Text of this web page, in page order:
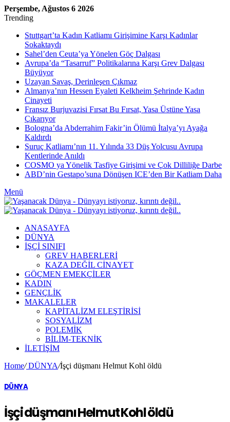
Perşembe, Ağustos 6 2026
Trending
Stuttgart’ta Kadın Katliamı Girişimine Karşı Kadınlar
Sokaktaydı
Sahel’den Ceuta’ya Yönelen Göç Dalgası
Avrupa’da “Tasarruf” Politikalarına Karşı Grev Dalgası
Büyüyor
Uzayan Savaş, Derinleşen Çıkmaz
Almanya’nın Hessen Eyaleti Kelkheim Şehrinde Kadın
Cinayeti
Fransız Burjuvazisi Fırsat Bu Fırsat, Yasa Üstüne Yasa
Çıkarıyor
Bologna’da Abderrahim Fakir’in Ölümü İtalya’yı Ayağa
Kaldırdı
Suruç Katliamı’nın 11. Yılında 33 Düş Yolcusu Avrupa
Kentlerinde Anıldı
COSMO ya Yönelik Tasfiye Girişimi ve Çok Dilliliğe Darbe
ABD’nin Gestapo’suna Dönüşen ICE’den Bir Katliam Daha
Menü
ANASAYFA
DÜNYA
İŞÇİ SINIFI
GREV HABERLERİ
KAZA DEĞİL CİNAYET
GÖÇMEN EMEKÇİLER
KADIN
GENÇLİK
MAKALELER
KAPİTALİZM ELEŞTİRİSİ
SOSYALİZM
POLEMİK
BİLİM-TEKNİK
ILETIŞIM
Home/DÜNYA/İşçi düşmanı Helmut Kohl öldü
DÜNYA
İşçi düşmanı Helmut Kohl öldü